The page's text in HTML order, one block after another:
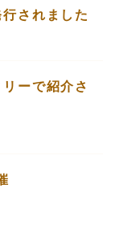
されました
ーで紹介さ